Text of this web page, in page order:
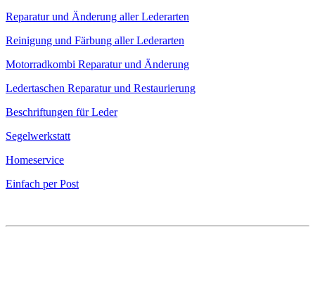
Reparatur und Änderung aller Lederarten
Reinigung und Färbung aller Lederarten
Motorradkombi Reparatur und Änderung
Ledertaschen Reparatur und Restaurierung
Beschriftungen für Leder
Segelwerkstatt
Homeservice
Einfach per Post